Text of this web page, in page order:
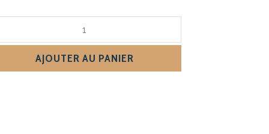
AJOUTER AU PANIER